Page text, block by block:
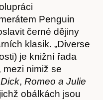
Penguin
černé dějiny
klasik. „Diverse
je knižní řada
nimiž se
, Romeo a Julie
obálkách jsou